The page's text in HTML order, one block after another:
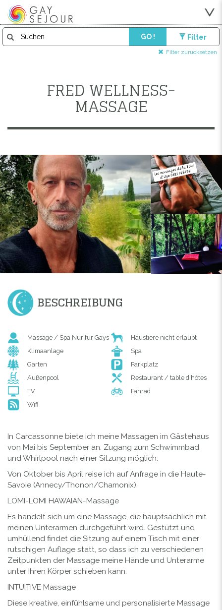
GO ! Filter
Filter zurücksetzen
FRED WELLNESS-
MASSAGE
BESCHREIBUNG
Massage / Spa Nur für Gays
Haustiere nicht erlaubt
Klimaanlage
Spa
Garten
Parkplatz
Außenpool
Restaurant / table d'hôtes
TV
Fahrad
Wifi
In Carcassonne biete ich meine Massagen im Gästehaus
von Mai bis September an. Zugang zum Schwimmbad
und Whirlpool nach einer Sitzung möglich.
Von Oktober bis April reise ich auf Anfrage in die Haute-
Savoie (Annecy/Thonon/Chamonix).
LOMI-LOMI HAWAIAN-Massage
Es handelt sich um eine Massage, die hauptsächlich mit
meinen Unterarmen durchgeführt wird. Gestützt und
umhüllend findet die Sitzung auf einem Tisch mit einer
rutschigen Auflage statt, so dass ich zu verschiedenen
Zeitpunkten der Massage meine Hände und Unterarme
unter Ihren Körper schieben kann.
INTUITIVE Massage
Diese kreative, einfühlsame und personalisierte Massage